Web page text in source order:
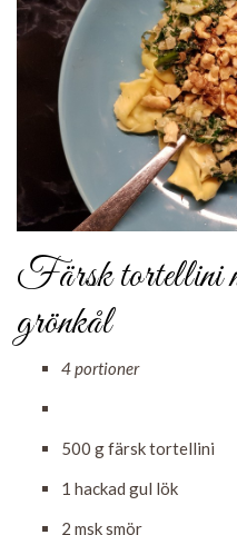
Färsk tortellini
grönkål
4 portioner
500 gfärsk tortellini
1 hackad gul lök
2 msksmör